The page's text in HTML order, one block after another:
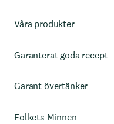
Våra produkter
Garanterat goda recept
Garant övertänker
Folkets Minnen